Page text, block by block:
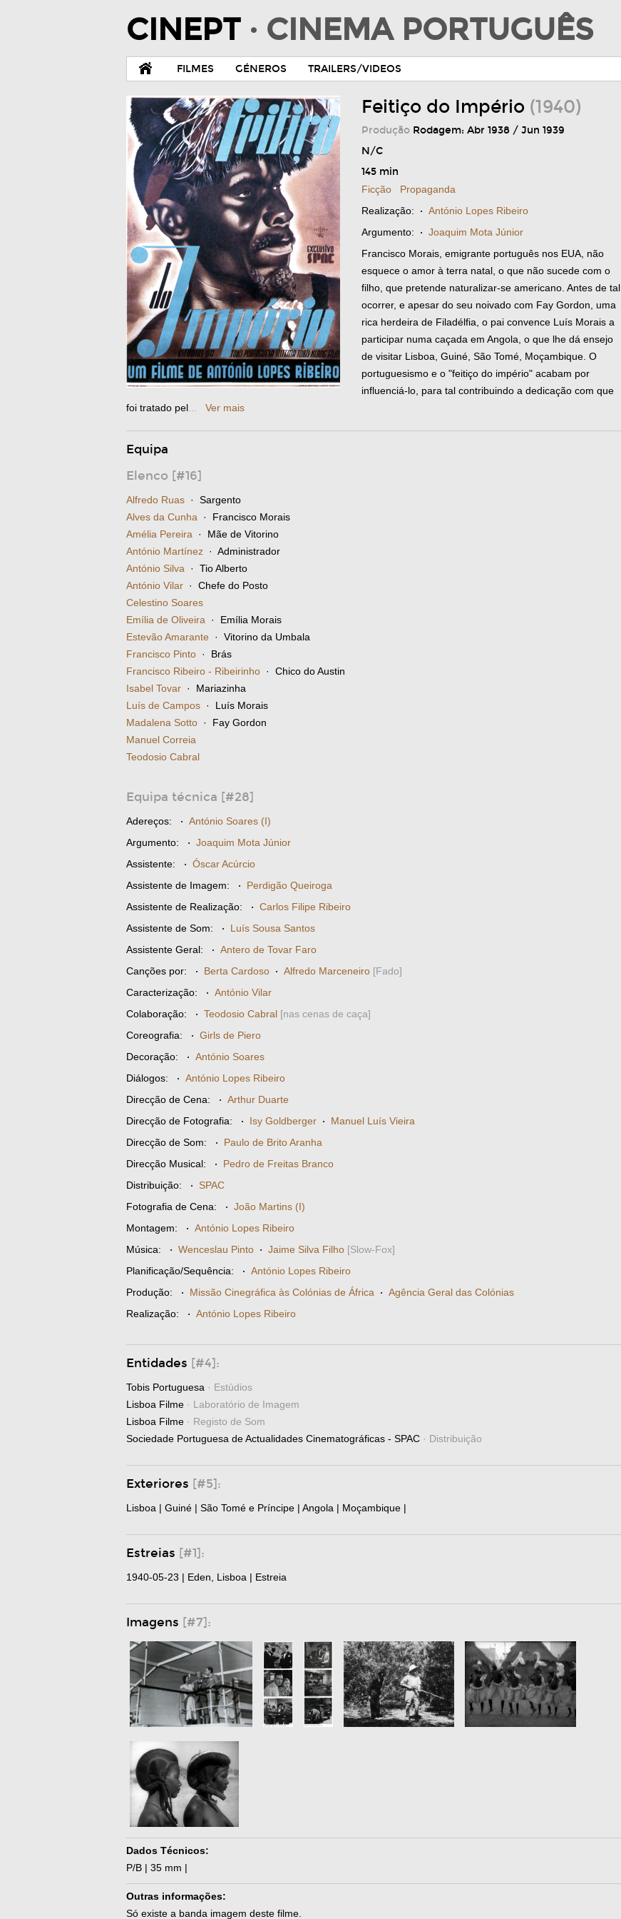
CINEPT · CINEMA PORTUGUÊS
FILMES GÉNEROS TRAILERS/VIDEOS
Feitiço do Império (1940)
Produção Rodagem: Abr 1938 / Jun 1939
N/C
145 min
Ficção
Propaganda
Realização: · António Lopes Ribeiro
Argumento: · Joaquim Mota Júnior
Francisco Morais, emigrante português nos EUA, não
esquece o amor à terra natal, o que não sucede com o
filho, que pretende naturalizar-se americano. Antes de tal
ocorrer, e apesar do seu noivado com Fay Gordon, uma
rica herdeira de Filadélfia, o pai convence Luís Morais a
participar numa caçada em Angola, o que lhe dá ensejo
de visitar Lisboa, Guiné, São Tomé, Moçambique. O
portuguesismo e o "feitiço do império" acabam por
influenciá-lo, para tal contribuindo a dedicação com que
foi tratado pel
Ver mais
Equipa
Elenco [#16]
Alfredo Ruas · Sargento
Alves da Cunha · Francisco Morais
Amélia Pereira · Mãe de Vitorino
António Martínez · Administrador
António Silva · Tio Alberto
António Vilar · Chefe do Posto
Celestino Soares
Emília de Oliveira · Emília Morais
Estevão Amarante · Vitorino da Umbala
Francisco Pinto · Brás
Francisco Ribeiro - Ribeirinho · Chico do Austin
Isabel Tovar · Mariazinha
Luís de Campos · Luís Morais
Madalena Sotto · Fay Gordon
Manuel Correia
Teodosio Cabral
Equipa técnica [#28]
Adereços: · António Soares (I)
Argumento: · Joaquim Mota Júnior
Assistente: · Óscar Acúrcio
Assistente de Imagem: · Perdigão Queiroga
Assistente de Realização: · Carlos Filipe Ribeiro
Assistente de Som: · Luís Sousa Santos
Assistente Geral: · Antero de Tovar Faro
Canções por: · Berta Cardoso · Alfredo Marceneiro [Fado]
Caracterização: · António Vilar
Colaboração: · Teodosio Cabral [nas cenas de caça]
Coreografia: · Girls de Piero
Decoração: · António Soares
Diálogos: · António Lopes Ribeiro
Direcção de Cena: · Arthur Duarte
Direcção de Fotografia: · Isy Goldberger · Manuel Luís Vieira
Direcção de Som: · Paulo de Brito Aranha
Direcção Musical: · Pedro de Freitas Branco
Distribuição: · SPAC
Fotografia de Cena: · João Martins (I)
Montagem: · António Lopes Ribeiro
Música: · Wenceslau Pinto · Jaime Silva Filho [Slow-Fox]
Planificação/Sequência: · António Lopes Ribeiro
Produção: · Missão Cinegráfica às Colónias de África · Agência Geral das Colónias
Realização: · António Lopes Ribeiro
Entidades [#4]:
Tobis Portuguesa · Estúdios
Lisboa Filme · Laboratório de Imagem
Lisboa Filme · Registo de Som
Sociedade Portuguesa de Actualidades Cinematográficas - SPAC · Distribuição
Exteriores [#5]:
Lisboa | Guiné | São Tomé e Príncipe | Angola | Moçambique |
Estreias [#1]:
1940-05-23 | Eden, Lisboa | Estreia
Imagens [#7]:
Dados Técnicos:
P/B | 35 mm |
Outras informações:
Só existe a banda imagem deste filme.